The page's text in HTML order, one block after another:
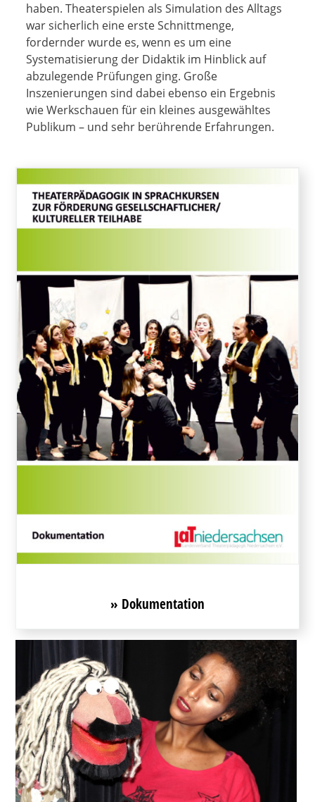
haben. Theaterspielen als Simulation des Alltags
war sicherlich eine erste Schnittmenge,
fordernder wurde es, wenn es um eine
Systematisierung der Didaktik im Hinblick auf
abzulegende Prüfungen ging. Große
Inszenierungen sind dabei ebenso ein Ergebnis
wie Werkschauen für ein kleines ausgewähltes
Publikum – und sehr berührende Erfahrungen.
» Dokumentation